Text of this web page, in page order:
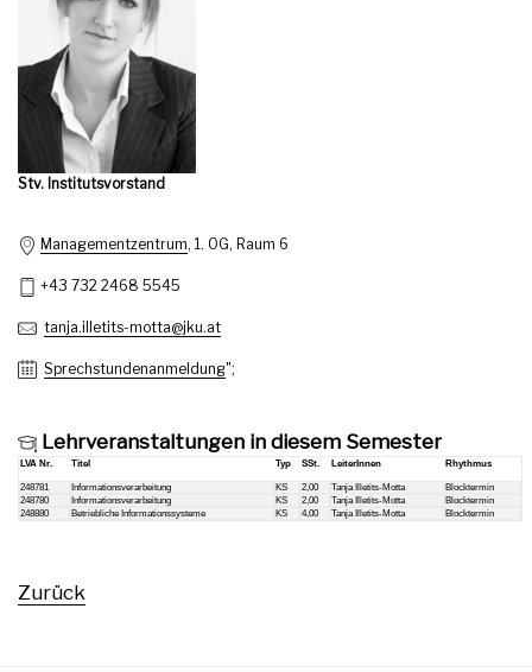
Stv. Institutsvorstand
Managementzentrum, 1. OG, Raum 6
+43 732 2468 5545
tanja.illetits-motta@jku.at
Sprechstundenanmeldung";
Lehrveranstaltungen in diesem Semester
LVA Nr. Titel Typ SSt. LeiterInnen Rhythmus
248781 Informationsverarbeitung KS 2,00 Tanja Illetits-Motta
Blocktermin
248780
Informationsverarbeitung KS 2,00 Tanja Illetits-Motta
Blocktermin
248880
Betriebliche Informationssysteme KS 4,00 Tanja Illetits-Motta Blocktermin
Zurück